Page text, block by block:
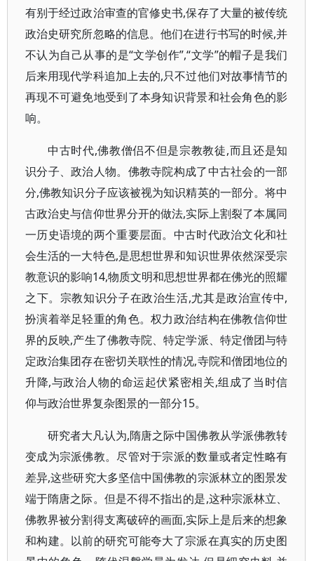
有别于经过政治审查的官修史书,保存了大量的被传统
政治史研究所忽略的信息。他们在进行书写的时候,并
不认为自己从事的是“文学创作”,“文学”的帽子是我们
后来用现代学科追加上去的,只不过他们对故事情节的
再现不可避免地受到了本身知识背景和社会角色的影
响。
中古时代,佛教僧侣不但是宗教教徒,而且还是知
识分子、政治人物。佛教寺院构成了中古社会的一部
分,佛教知识分子应该被视为知识精英的一部分。将中
古政治史与信仰世界分开的做法,实际上割裂了本属同
一历史语境的两个重要层面。中古时代政治文化和社
会生活的一大特色,是思想世界和知识世界依然深受宗
教意识的影响14,物质文明和思想世界都在佛光的照耀
之下。宗教知识分子在政治生活,尤其是政治宣传中,
扮演着举足轻重的角色。权力政治结构在佛教信仰世
界的反映,产生了佛教寺院、特定学派、特定僧团与特
定政治集团存在密切关联性的情况,寺院和僧团地位的
升降,与政治人物的命运起伏紧密相关,组成了当时信
仰与政治世界复杂图景的一部分15。
研究者大凡认为,隋唐之际中国佛教从学派佛教转
变成为宗派佛教。尽管对于宗派的数量或者定性略有
差异,这些研究大多坚信中国佛教的宗派林立的图景发
端于隋唐之际。但是不得不指出的是,这种宗派林立、
佛教界被分割得支离破碎的画面,实际上是后来的想象
和构建。以前的研究可能夸大了宗派在真实的历史图